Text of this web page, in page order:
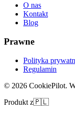
O nas
Kontakt
Blog
Prawne
Polityka
Regulamin
© 2026 CookiePilot.
Produkt z🇵🇱